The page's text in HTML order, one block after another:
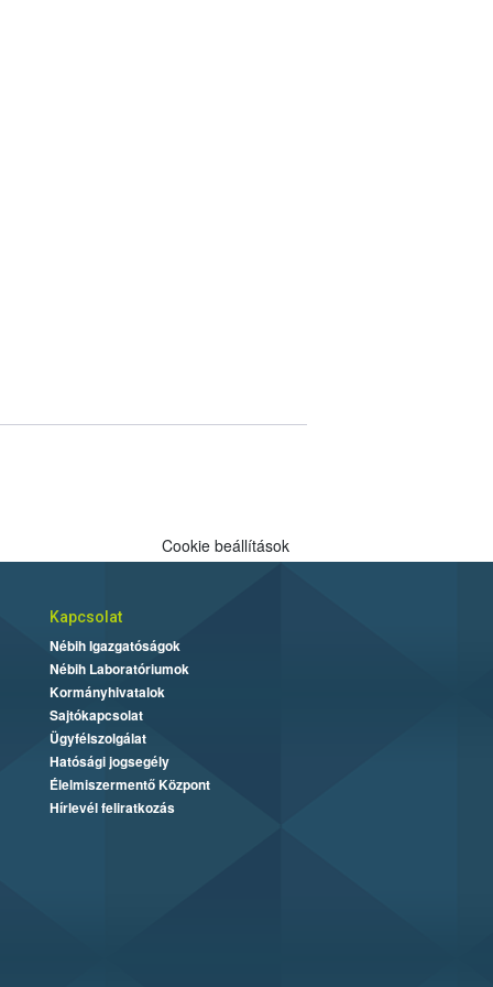
Cookie beállítások
Kapcsolat
Nébih Igazgatóságok
Nébih Laboratóriumok
Kormányhivatalok
Sajtókapcsolat
Ügyfélszolgálat
Hatósági jogsegély
Élelmiszermentő Központ
Hírlevél feliratkozás